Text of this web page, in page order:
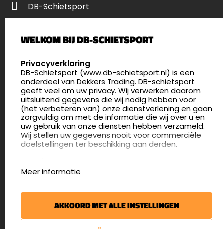
DB-Schietsport
5411 LX Zeeland
4.8
175 beoordelingen
info@db-schietsport.nl
Openingstijden
Dinsdag en donderdag: 13:00 - 17:00 én 18:00 - 21:00
uur
Afspraak maken
Nieuwsbrief
€5,- kortingsbon voor uw volgende bestelling.
WELKOM BIJ DB-SCHIETSPORT
SELECT LANGUAGE
Privacyverklaring
DB-Schietsport (www.db-schietsport.nl) is een
onderdeel van Dekkers Trading. DB-schietsport
geeft veel om uw privacy. Wij verwerken daarom
uitsluitend gegevens die wij nodig hebben voor
(het verbeteren van) onze dienstverlening en gaan
zorgvuldig om met de informatie die wij over u en
uw gebruik van onze diensten hebben verzameld.
Wij stellen uw gegevens nooit voor commerciële
doelstellingen ter beschikking aan derden.
website gebruiken en hoe effectief de Adwords-
advertenties van Dekkers trading bij Google
zoekresultaatpagina’s zijn. De aldus verkregen
Meer informatie
AKKOORD MET ALLE INSTELLINGEN